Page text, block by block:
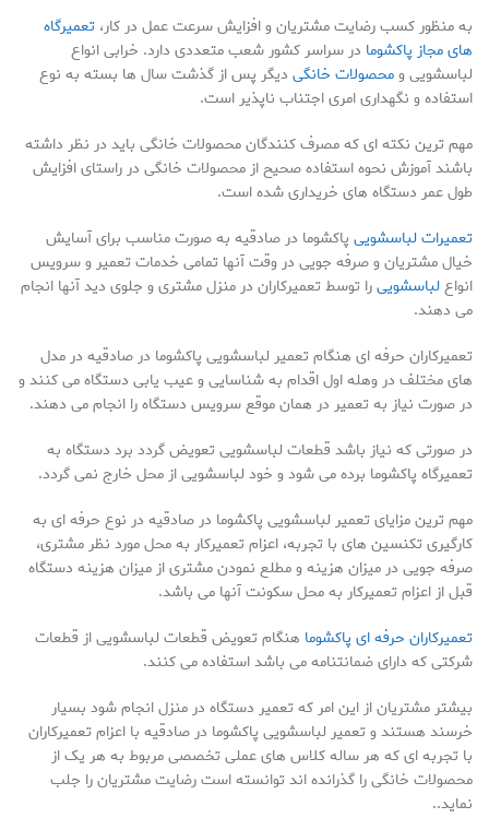
به منظور کسب رضایت مشتریان و افزایش سرعت عمل در کار، تعمیرگاه
های مجاز پاکشوما در سراسر کشور شعب متعددی دارد. خرابی انواع
لباسشویی ومحصولات خانگی دیگر پس از گذشت سال ها بسته به نوع
استفاده و نگهداری امری اجتناب ناپذیر است.
مهم ترین نکته ای که مصرف کنندگان محصولات خانگی باید در نظر داشته
باشند آموزش نحوه استفاده صحیح از محصولات خانگی در راستای افزایش
طول عمر دستگاه های خریداری شده است.
تعمیرات لباسشویی پاکشوما در صادقیه به صورت مناسب برای آسایش
خیال مشتریان و صرفه جویی در وقت آنها تمامی خدمات تعمیر و سرویس
انواعلباسشوییرا توسط تعمیرکاران در منزل مشتری و جلوی دید آنها انجام
می دهند.
تعمیرکاران حرفه ای هنگام تعمیر لباسشویی پاکشوما در صادقیه در مدل
های مختلف در وهله اول اقدام به شناسایی و عیب یابی دستگاه می کنند و
در صورت نیاز به تعمیر در همان موقع سرویس دستگاه را انجام می دهند.
در صورتی که نیاز باشد قطعات لباسشویی تعویض گردد برد دستگاه به
تعمیرگاه پاکشوما برده می شود و خود لباسشویی از محل خارج نمی گردد.
مهم ترین مزایای تعمیر لباسشویی پاکشوما در صادقیه در نوع حرفه ای به
کارگیری تکنسین های با تجربه، اعزام تعمیرکار به محل مورد نظر مشتری،
صرفه جویی در میزان هزینه و مطلع نمودن مشتری از میزان هزینه دستگاه
قبل از اعزام تعمیرکار به محل سکونت آنها می باشد.
تعمیرکاران حرفه ای پاکشوما هنگام تعویض قطعات لباسشویی از قطعات
شرکتی که دارای ضمانتنامه می باشد استفاده می کنند.
بیشتر مشتریان از این امر که تعمیر دستگاه در منزل انجام شود بسیار
خرسند هستند و تعمیر لباسشویی پاکشوما در صادقیه با اعزام تعمیرکاران
با تجربه ای که هر ساله کلاس های عملی تخصصی مربوط به هر یک از
محصولات خانگی را گذرانده اند توانسته است رضایت مشتریان را جلب
نماید..